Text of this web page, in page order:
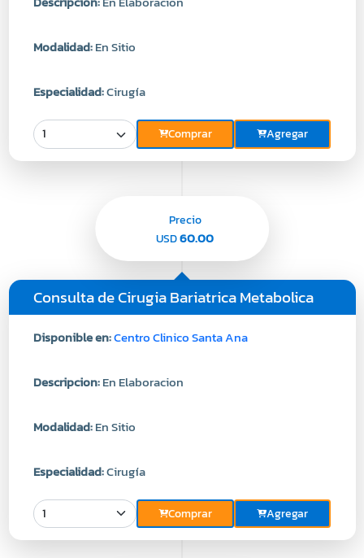
Modalidad:En Sitio
Especialidad:Cirugía
Comprar Agregar
Consulta de Cirugia Bariatrica Metabolica
Disponible en:Centro Clinico Santa Ana
Descripcion:En Elaboracion
Modalidad:En Sitio
Especialidad:Cirugía
Comprar Agregar
Precio
USD60.00